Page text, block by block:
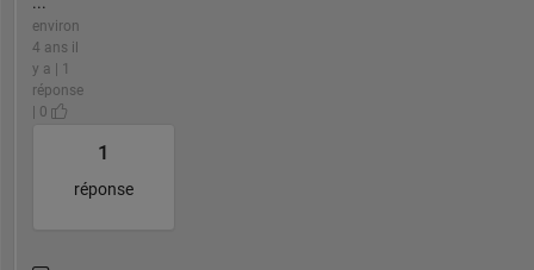
environ
4 ans il
y a | 1
réponse
| 0
1
réponse